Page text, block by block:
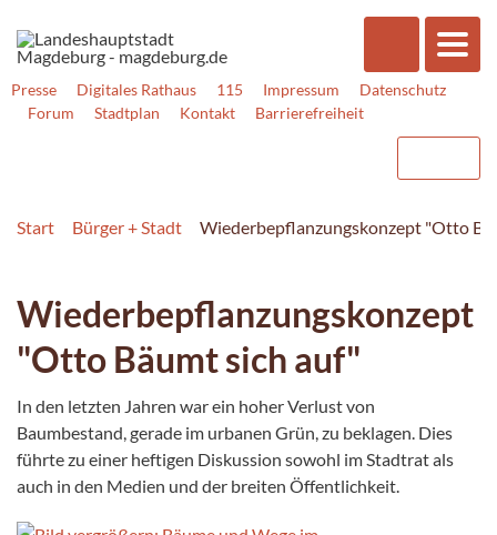
Presse Digitales Rathaus 115 Impressum
Datenschutz
Forum
Stadtplan Kontakt Barrierefreiheit
Start Bürger + Stadt Wiederbepflanzungskonzept "Otto
Wiederbepflanzungskonzept
"Otto Bäumt sich auf"
In den letzten Jahren war ein hoher Verlust von
Baumbestand, gerade im urbanen Grün, zu beklagen. Dies
führte zu einer heftigen Diskussion sowohl im Stadtrat als
auch in den Medien und der breiten Öffentlichkeit.